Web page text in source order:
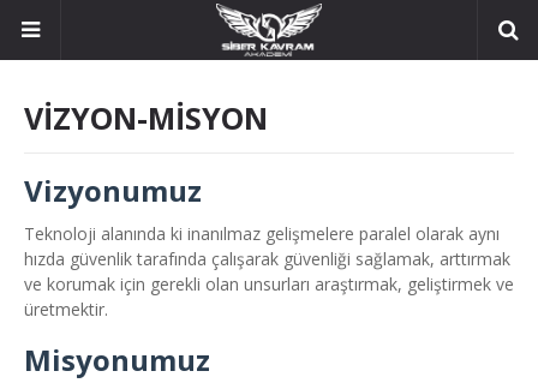
VİZYON-MİSYON
Vizyonumuz
Teknoloji alanında ki inanılmaz gelişmelere paralel olarak aynı
hızda güvenlik tarafında çalışarak güvenliği sağlamak, arttırmak
ve korumak için gerekli olan unsurları araştırmak, geliştirmek ve
üretmektir.
Misyonumuz